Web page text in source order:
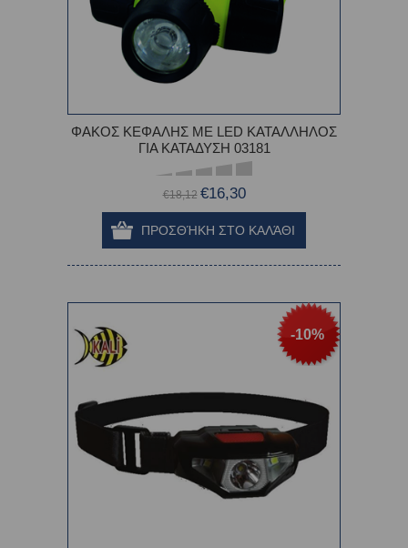
ΦΑΚΟΣ ΚΕΦΑΛΗΣ ΜΕ LED ΚΑΤΑΛΛΗΛΟΣ
ΓΙΑ ΚΑΤΑΔΥΣΗ 03181
€18,12 €16,30
-10%